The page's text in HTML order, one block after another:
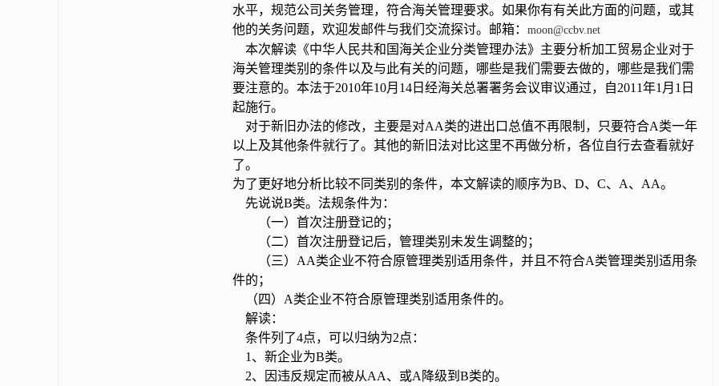
水平，规范公司关务管理，符合海关管理要求。如果你有有关此方面的问题，或其
他的关务问题，欢迎发邮件与我们交流探讨。邮箱： moon@ccbv.net
本次解读《中华人民共和国海关企业分类管理办法》主要分析加工贸易企业对于
海关管理类别的条件以及与此有关的问题，哪些是我们需要去做的，哪些是我们需
要注意的。本法于2010年10月14日经海关总署署务会议审议通过，自2011年1月1日
起施行。
对于新旧办法的修改，主要是对AA类的进出口总值不再限制，只要符合A类一年
以上及其他条件就行了。其他的新旧法对比这里不再做分析，各位自行去查看就好
了。
为了更好地分析比较不同类别的条件，本文解读的顺序为B、D、C、A、AA。
先说说B类。法规条件为：
（一）首次注册登记的；
（二）首次注册登记后，管理类别未发生调整的；
（三）AA类企业不符合原管理类别适用条件，并且不符合A类管理类别适用条
件的；
（四）A类企业不符合原管理类别适用条件的。
解读：
条件列了4点，可以归纳为2点：
1、新企业为B类。
2、因违反规定而被从AA、或A降级到B类的。